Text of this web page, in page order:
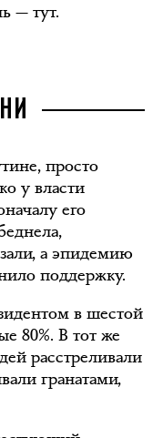
— тут.
просто
у власти
его
а эпидемию
поддержку.
в шестой
80%. В тот же
расстреливали
гранатами,